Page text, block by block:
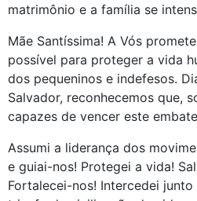
matrimônio e a família se
Mãe Santíssima! A Vós
possível para proteger a vida
dos pequeninos e indefesos.
Salvador, reconhecemos que,
capazes de vencer este
Assumi a liderança dos
e guiai-nos! Protegei a vida!
Fortalecei-nos! Intercedei